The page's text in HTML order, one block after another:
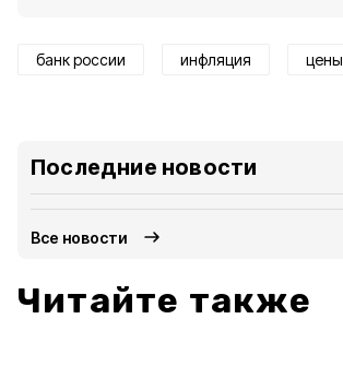
банк россии инфляция цены
Последние новости
Все новости
Читайте также